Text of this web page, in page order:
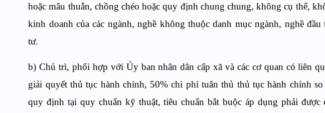
hoặc mâu thuẫn, chồng chéo hoặc quy định chung chung, không cụ thể,
kinh doanh của các ngành, nghề không thuộc danh mục ngành, nghề
tư.
b) Chủ trì, phối hợp với Ủy ban nhân dân cấp xã và các cơ quan có liên
giải quyết thủ tục hành chính, 50% chi phí tuân thủ thủ tục hành chính
quy định tại quy chuẩn kỹ thuật, tiêu chuẩn bắt buộc áp dụng phải được